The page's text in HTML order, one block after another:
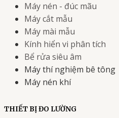
Máy nén - đúc mãu
Máy cắt mẫu
Máy mài mẫu
Kính hiển vi phân tích
Bể rửa siêu âm
Máy thí nghiệm bê tông
Máy nén khí
THIẾT BỊ ĐO LƯỜNG